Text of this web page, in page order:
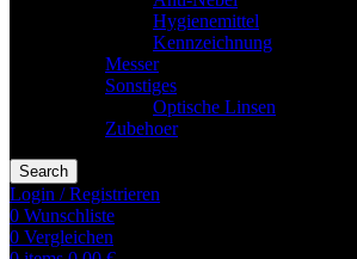
Hygienemittel
Kennzeichnung
Messer
Sonstiges
Optische Linsen
Zubehoer
Search
Login / Registrieren
0 Wunschliste
0 Vergleichen